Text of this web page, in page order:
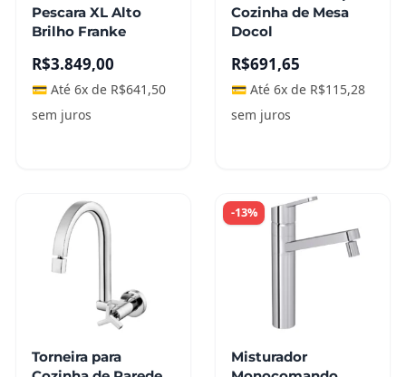
Pescara XL Alto
Brilho Franke
R$3.849,00
💳 Até 6x de R$641,50
sem juros
Cozinha de Mesa
Docol
R$691,65
💳 Até 6x de R$115,28
sem juros
Torneira para
-13%
Misturador